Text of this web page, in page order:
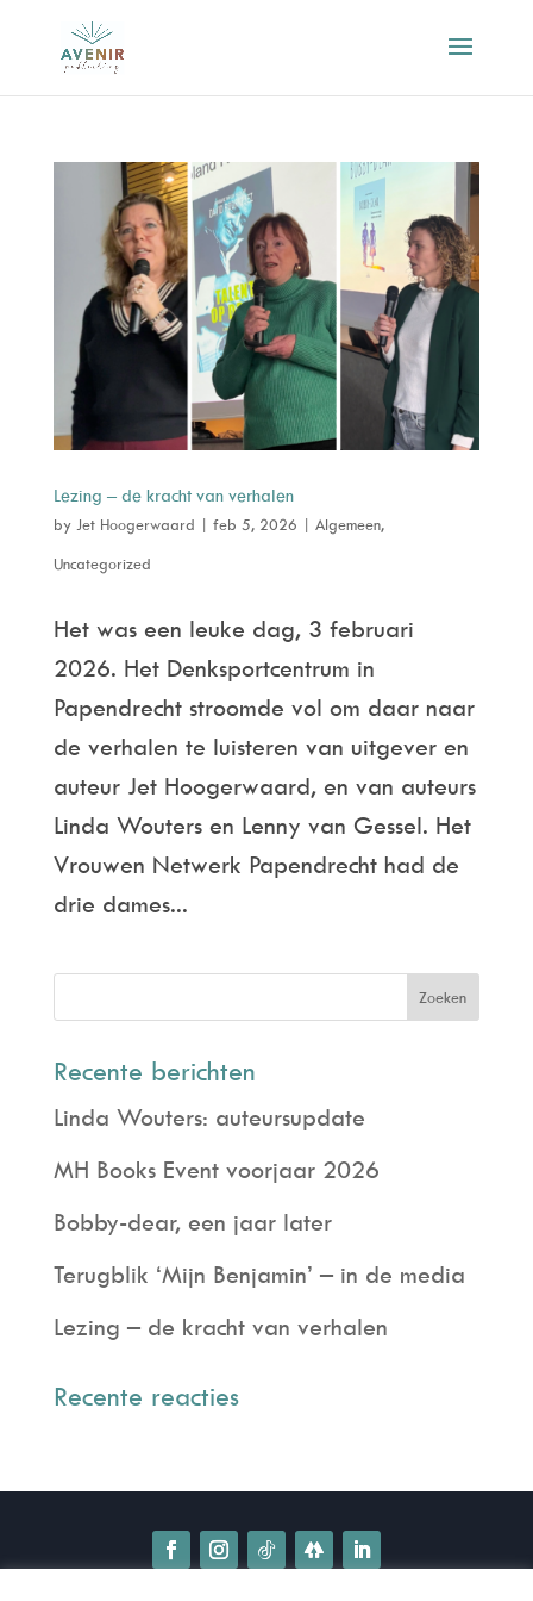
Lezing – de kracht van verhalen
by Jet Hoogerwaard | feb 5, 2026 | Algemeen,
Uncategorized
Het was een leuke dag, 3 februari
2026. Het Denksportcentrum in
Papendrecht stroomde vol om daar naar
de verhalen te luisteren van uitgever en
auteur Jet Hoogerwaard, en van auteurs
Linda Wouters en Lenny van Gessel. Het
Vrouwen Netwerk Papendrecht had de
drie dames...
Recente berichten
Linda Wouters: auteursupdate
MH Books Event voorjaar 2026
Bobby-dear, een jaar later
Terugblik ‘Mijn Benjamin’ – in de media
Lezing – de kracht van verhalen
Recente reacties